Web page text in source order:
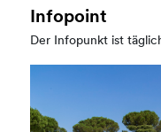
Infopoint
Der Infopunkt ist